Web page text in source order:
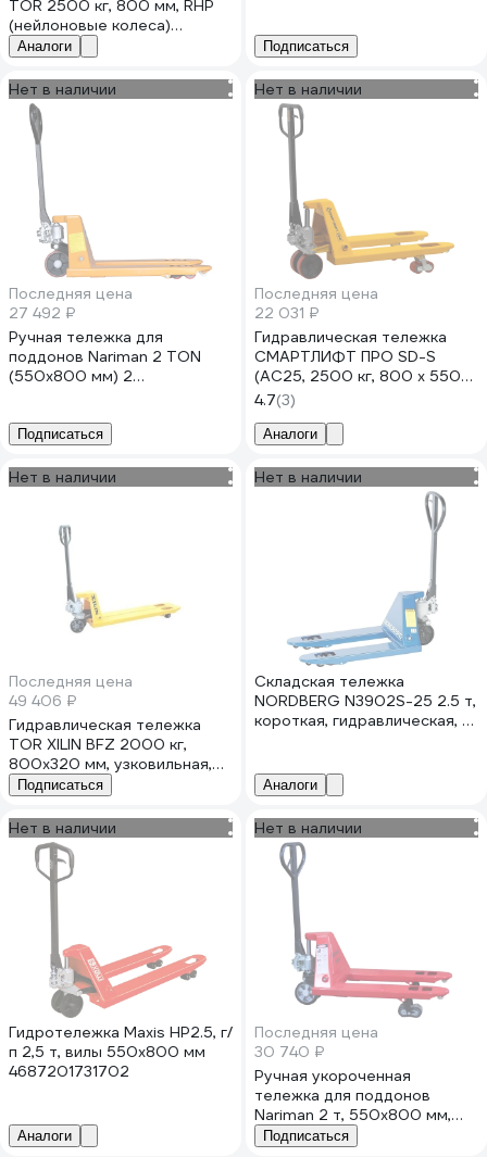
TOR 2500 кг, 800 мм, RHP
(нейлоновые колеса)
1039350
Аналоги Подписаться
Нет в наличии
Последняя цена
27 492 ₽
Ручная тележка для
поддонов Nariman 2 TON
(550x800 мм) 2
Подписаться
Нет в наличии
Последняя цена
22 031 ₽
Гидравлическая тележка
СМАРТЛИФТ ПРО SD-S
(AC25, 2500 кг, 800 x 550
мм, PDP) 99-1004
4.7(3)
Аналоги
Нет в наличии
Последняя цена
49 406 ₽
Гидравлическая тележка
TOR XILIN BFZ 2000 кг,
800x320 мм, узковильная,
резиновые колеса 1020743
Подписаться
Нет в наличии
Складская тележка
NORDBERG N3902S-25 2.5 т,
короткая, гидравлическая, с
Аналоги
Нет в наличии
Гидротележка Maxis HP2.5, г/
п 2,5 т, вилы 550х800 мм
4687201731702
Аналоги
Нет в наличии
Последняя цена
30 740 ₽
Ручная укороченная
тележка для поддонов
Nariman 2 т, 550x800 мм,
резиновые колеса
Подписаться